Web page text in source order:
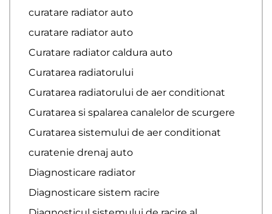
curatare radiator auto
curatare radiator auto
Curatare radiator caldura auto
Curatarea radiatorului
Curatarea radiatorului de aer conditionat
Curatarea si spalarea canalelor de scurgere
Curatarea sistemului de aer conditionat
curatenie drenaj auto
Diagnosticare radiator
Diagnosticare sistem racire